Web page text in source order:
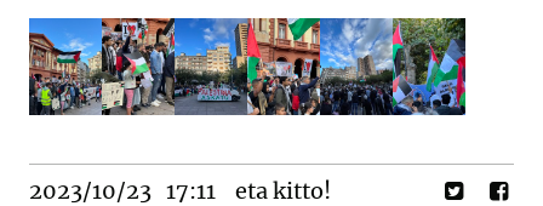
2023/10/23 17:11 eta kitto!